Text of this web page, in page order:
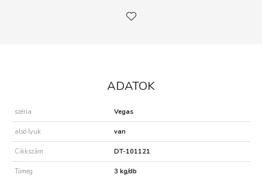
ADATOK
széria Vegas
alsó lyuk van
Cikkszám DT-101121
Tömeg 3 kg/db